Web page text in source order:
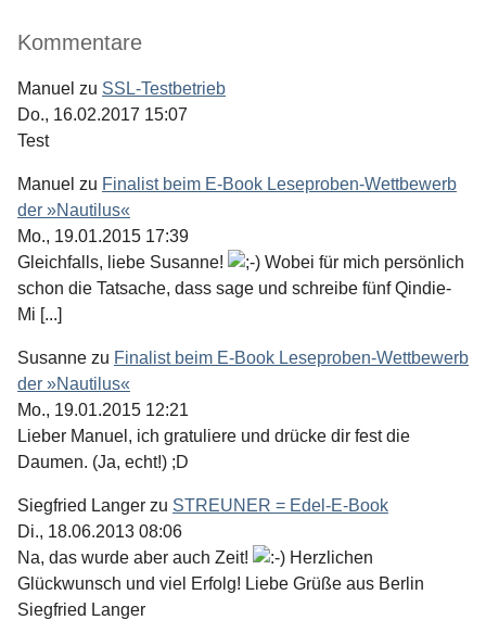
Kommentare
Manuel zu SSL-Testbetrieb
Do., 16.02.2017 15:07
Test
Manuel zu Finalist beim E-Book Leseproben-Wettbewerb
der »Nautilus«
Mo., 19.01.2015 17:39
Gleichfalls, liebe Susanne!
Wobei für mich persönlich
schon die Tatsache, dass sage und schreibe fünf Qindie-
Mi [...]
Susanne zu Finalist beim E-Book Leseproben-Wettbewerb
der »Nautilus«
Mo., 19.01.2015 12:21
Lieber Manuel, ich gratuliere und drücke dir fest die
Daumen. (Ja, echt!) ;D
Siegfried Langer zu STREUNER = Edel-E-Book
Di., 18.06.2013 08:06
Na, das wurde aber auch Zeit!
Herzlichen
Glückwunsch und viel Erfolg! Liebe Grüße aus Berlin
Siegfried Langer